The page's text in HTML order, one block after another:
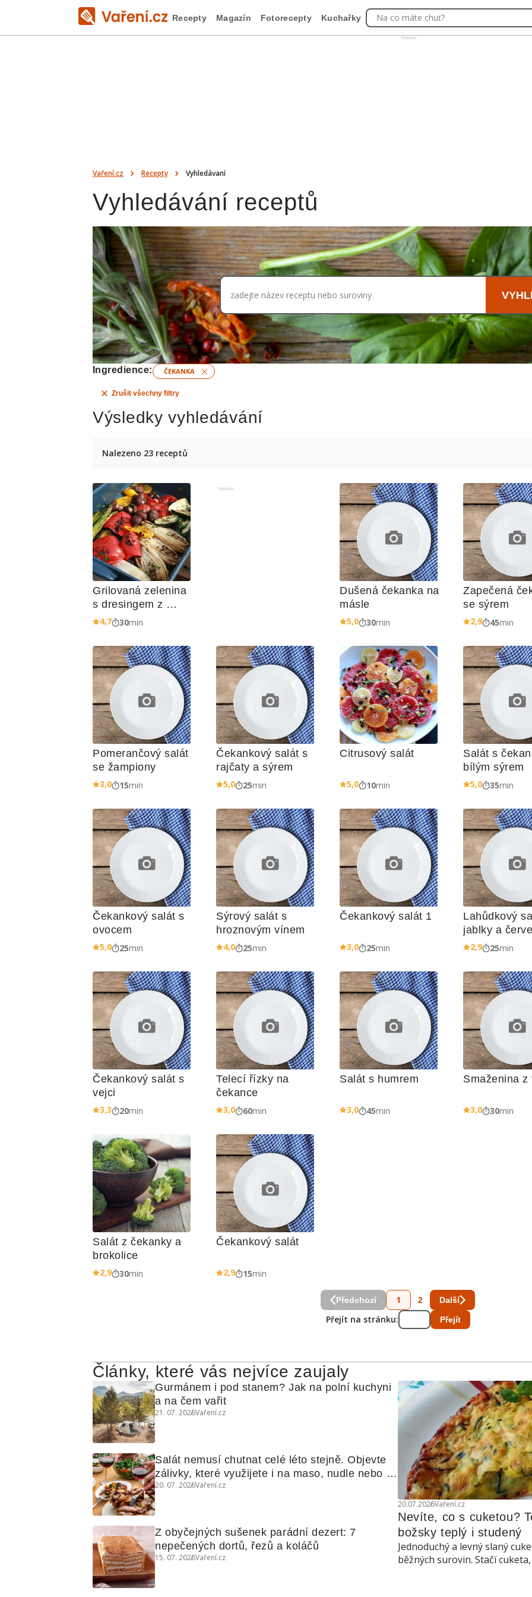
Reklama
Recepty Magazín Fotorecepty Kuchařky Na co máte chuť?
Vaření.cz Recepty Vyhledávaní
Vyhledávání receptů
zadejte název receptu nebo suroviny
Ingredience: ČEKANKA
Zrušit všechny filtry
Výsledky vyhledávání
Nalezeno 23 receptů
Grilovaná zelenina
s dresingem z
pečeného česneku
4,7 30min
Reklama
Dušená čekanka na
másle
5,0 30min
Zapečená
se sýrem
2,9 45min
Pomerančový salát
se žampiony
3,0 15min
Čekankový salát s
rajčaty a sýrem
5,0 25min
Citrusový salát
5,0 10min
Salát s
bílým sýrem
5,0 35min
Čekankový salát s
ovocem
5,0 25min
Sýrový salát s
hroznovým vínem
4,0 25min
Čekankový salát 1
3,0 25min
Lahůdkový
jablky a
řepou
2,9 25min
Čekankový salát s
vejci
3,3 20min
Telecí řízky na
čekance
3,0 60min
Salát s humrem
3,0 45min
Smaženina z
3,0 30min
Salát z čekanky a
brokolice
2,9 30min
Čekankový salát
2,9 15min
Předchozí 1 2 Další
Přejít na stránku: Přejít
Články, které vás nejvíce zaujaly
20.07.2026Vaření.cz
Nevíte, co s cuketou?
božsky teplý i studený
Jednoduchý a levný slaný
běžných surovin. Stačí
Gurmánem i pod stanem? Jak na polní kuchyni
a na čem vařit
21. 07. 2026Vaření.cz
Salát nemusí chutnat celé léto stejně. Objevte
zálivky, které využijete i na maso, nudle nebo
grilovanou zeleninu
20. 07. 2026Vaření.cz
Z obyčejných sušenek parádní dezert: 7
nepečených dortů, řezů a koláčů
15. 07. 2026Vaření.cz